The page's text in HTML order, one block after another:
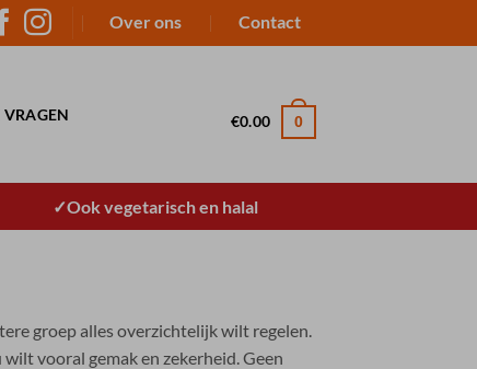
Over ons Contact
VRAGEN €0.00 0
Ook vegetarisch en halal
groep alles overzichtelijk wilt regelen.
vooral gemak en zekerheid. Geen